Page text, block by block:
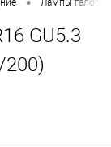
Лампы
GU5.3
200)